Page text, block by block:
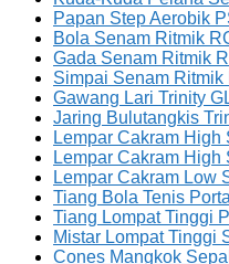
Papan Step Aerobik
Bola Senam Ritmik
Gada Senam Ritmik
Simpai Senam Ritmik
Gawang Lari Trinity
Jaring Bulutangkis
Lempar Cakram
Lempar Cakram
Lempar Cakram Low
Tiang Bola Tenis
Tiang Lompat Tinggi
Mistar Lompat Tinggi
Cones Mangkok